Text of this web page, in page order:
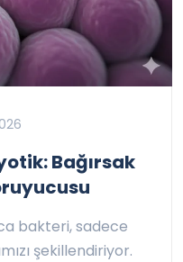
Bağırsak
bakteri, sadece
şekillendiriyor.